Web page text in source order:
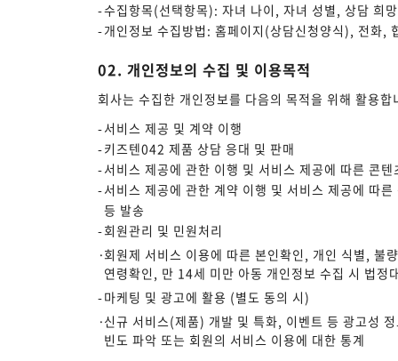
수집항목(선택항목): 자녀 나이, 자녀 성별, 상담 희
개인정보 수집방법: 홈페이지(상담신청양식), 전화,
02. 개인정보의 수집 및 이용목적
회사는 수집한 개인정보를 다음의 목적을 위해 활용합
서비스 제공 및 계약 이행
키즈텐042 제품 상담 응대 및 판매
서비스 제공에 관한 이행 및 서비스 제공에 따른 콘텐
서비스 제공에 관한 계약 이행 및 서비스 제공에 따
등 발송
회원관리 및 민원처리
회원제 서비스 이용에 따른 본인확인, 개인 식별, 불
연령확인, 만 14세 미만 아동 개인정보 수집 시 법
마케팅 및 광고에 활용 (별도 동의 시)
신규 서비스(제품) 개발 및 특화, 이벤트 등 광고성
빈도 파악 또는 회원의 서비스 이용에 대한 통계